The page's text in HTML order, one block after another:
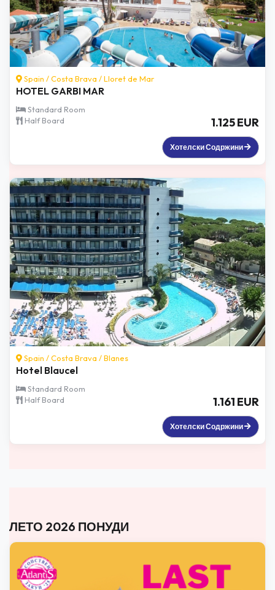
Spain /Costa Brava /Lloret de Mar
HOTEL GARBI MAR
Standard Room
Half Board
1.125 EUR
Хотелски Содржини
Spain /Costa Brava /Blanes
Hotel Blaucel
Standard Room
Half Board
1.161 EUR
Хотелски Содржини
ЛЕТО 2026 ПОНУДИ